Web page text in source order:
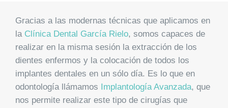
DIENTES FIJOS EN UN DÍA
ESPECIALIDADES
MAXILOFACIAL
Gracias a las modernas técnicas que aplicamos en
la Clínica Dental García Rielo, somos capaces de
realizar en la misma sesión la extracción de los
dientes enfermos y la colocación de todos los
implantes dentales en un sólo día. Es lo que en
odontología llámamos Implantología Avanzada, que
nos permite realizar este tipo de cirugías que